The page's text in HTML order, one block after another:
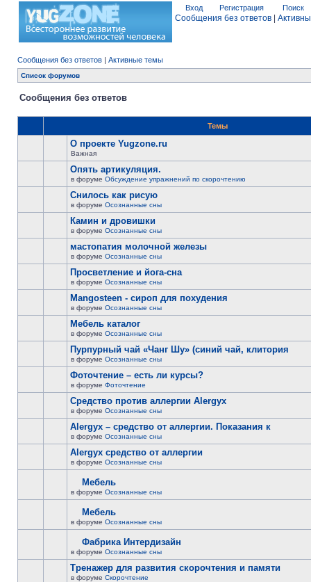
Вход Регистрация Поиск
Сообщения без ответов
Сообщения без ответов | Активные темы
Список форумов
Сообщения без ответов
Темы
О проекте Yugzone.ru
Важная
Опять артикуляция.
в форуме Обсуждение упражнений по скорочтению
Снилось как рисую
в форуме Осознанные сны
Камин и дровишки
в форуме Осознанные сны
мастопатия молочной железы
в форуме Осознанные сны
Просветление и йога-сна
в форуме Осознанные сны
Mangosteen - сироп для похудения
в форуме Осознанные сны
Мебель каталог
в форуме Осознанные сны
Пурпурный чай «Чанг Шу» (синий чай, клитория
в форуме Осознанные сны
Фоточтение – есть ли курсы?
в форуме Фоточтение
Cредство против аллергии Alergyx
в форуме Осознанные сны
Alergyx – средство от аллергии. Показания к
в форуме Осознанные сны
Alergyx средство от аллергии
в форуме Осознанные сны
Мебель
в форуме Осознанные сны
Мебель
в форуме Осознанные сны
Фабрика Интердизайн
в форуме Осознанные сны
Тренажер для развития скорочтения и памяти
в форуме Скорочтение